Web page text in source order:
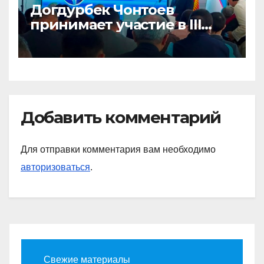
Догдурбек Чонтоев
принимает участие в III
Форуме ректоров высших
учебных заведений
Добавить комментарий
Для отправки комментария вам необходимо
авторизоваться.
Свежие материалы